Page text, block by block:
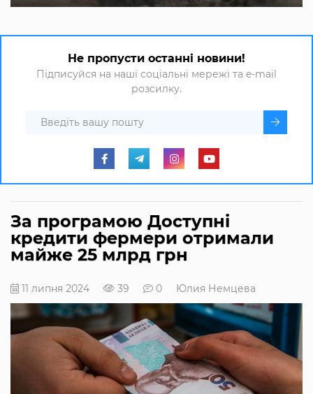
Не пропусти останні новини!
Підписуйся на наші соціальні мережі та e-mail
розсилку.
За програмою Доступні
кредити фермери отримали
майже 25 млрд грн
11 липня 2024 39 0 Юлия Немцева